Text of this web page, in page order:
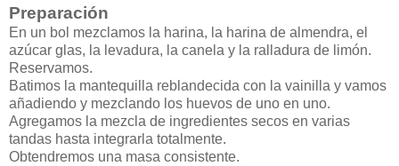
Preparación
En un bol mezclamos la harina, la harina de almendra, el
azúcar glas, la levadura, la canela y la ralladura de limón.
Reservamos.
Batimos la mantequilla reblandecida con la vainilla y vamos
añadiendo y mezclando los huevos de uno en uno.
Agregamos la mezcla de ingredientes secos en varias
tandas hasta integrarla totalmente.
Obtendremos una masa consistente.